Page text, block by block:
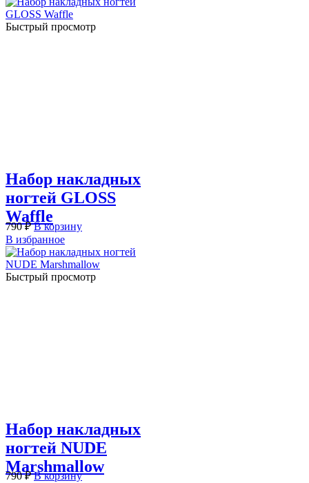
Быстрый просмотр
Набор накладных
ногтей GLOSS
Waffle
790₽ В корзину
В избранное
Быстрый просмотр
Набор накладных
ногтей NUDE
Marshmallow
790₽ В корзину